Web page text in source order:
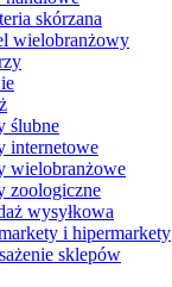
skórzana
wielobranżowy
ślubne
internetowe
wielobranżowe
zoologiczne
wysyłkowa
i hipermarkety
sklepów